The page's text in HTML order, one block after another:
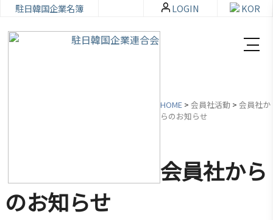
紹
介
検索
料
室
駐日韓国企業名簿 KOR
LOGIN
HOME > 会員社活動 > 会員社か
らのお知らせ
会員社から
のお知らせ